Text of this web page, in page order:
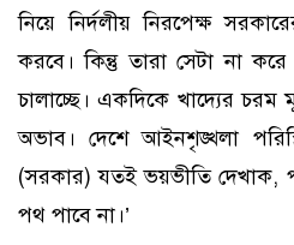
নিয়ে নির্দলীয় নিরপেক্ষ
করবে। কিন্তু তারা সেটা না
চালাচ্ছে। একদিকে খাদ্যের চরম
অভাব। দেশে আইনশৃঙ্খলা
(সরকার) যতই ভয়ভীতি দেখাক,
পথ পাবে না।’